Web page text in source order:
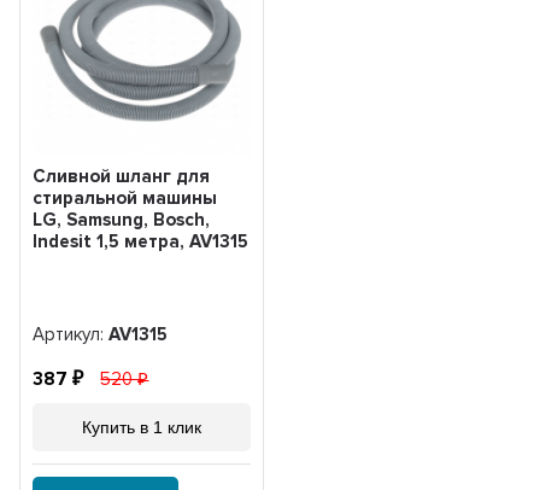
Сливной шланг для
стиральной машины
LG, Samsung, Bosch,
Indesit 1,5 метра, AV1315
Артикул:AV1315
387 520
Купить в 1 клик